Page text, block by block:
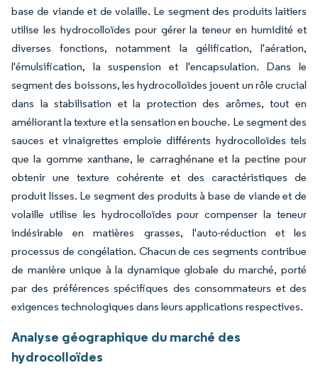
base de viande et de volaille. Le segment des produits laitiers
utilise les hydrocolloïdes pour gérer la teneur en humidité et
diverses fonctions, notamment la gélification, l'aération,
l'émulsification, la suspension et l'encapsulation. Dans le
segment des boissons, les hydrocolloïdes jouent un rôle crucial
dans la stabilisation et la protection des arômes, tout en
améliorant la texture et la sensation en bouche. Le segment des
sauces et vinaigrettes emploie différents hydrocolloïdes tels
que la gomme xanthane, le carraghénane et la pectine pour
obtenir une texture cohérente et des caractéristiques de
produit lisses. Le segment des produits à base de viande et de
volaille utilise les hydrocolloïdes pour compenser la teneur
indésirable en matières grasses, l'auto-réduction et les
processus de congélation. Chacun de ces segments contribue
de manière unique à la dynamique globale du marché, porté
par des préférences spécifiques des consommateurs et des
exigences technologiques dans leurs applications respectives.
Analyse géographique du marché des
hydrocolloïdes